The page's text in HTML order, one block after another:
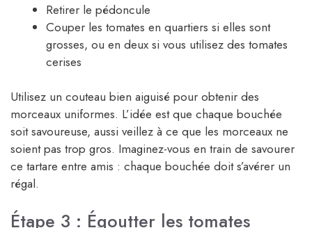
Retirer le pédoncule
Couper les tomates en quartiers si elles sont
grosses, ou en deux si vous utilisez des tomates
cerises
Utilisez un couteau bien aiguisé pour obtenir des
morceaux uniformes. L’idée est que chaque bouchée
soit savoureuse, aussi veillez à ce que les morceaux ne
soient pas trop gros. Imaginez-vous en train de savourer
ce tartare entre amis : chaque bouchée doit s’avérer un
régal.
Étape 3 : Égoutter les tomates